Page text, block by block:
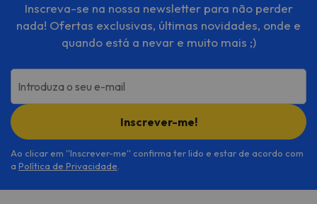
Inscreva-se na nossa newsletter para não perder
nada! Ofertas exclusivas, últimas novidades, onde e
quando está a nevar e muito mais ;)
Introduza o seu e-mail
Inscrever-me!
Ao clicar em ''Inscrever-me'' confirma ter lido e estar de acordo com
a Política de Privacidade